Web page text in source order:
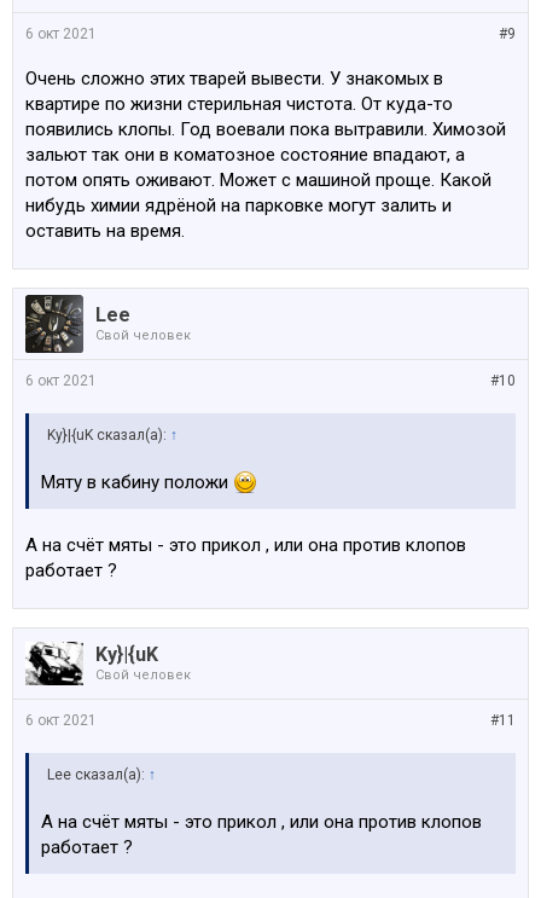
#9
6 окт 2021
Очень сложно этих тварей вывести. У знакомых в
квартире по жизни стерильная чистота. От куда-то
появились клопы. Год воевали пока вытравили. Химозой
зальют так они в коматозное состояние впадают, а
потом опять оживают. Может с машиной проще. Какой
нибудь химии ядрёной на парковке могут залить и
оставить на время.
Lee
Свой человек
#10
6 окт 2021
Ky}|{uK сказал(а): ↑
Мяту в кабину положи
А на счёт мяты - это прикол , или она против клопов
работает ?
Ky}|{uK
Свой человек
#11
6 окт 2021
Lee сказал(а): ↑
А на счёт мяты - это прикол , или она против клопов
работает ?